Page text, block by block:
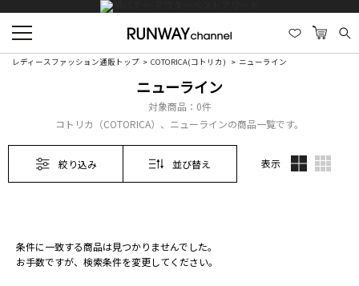
レディースファッション通販トップ COTORICA(コトリカ) ニューライン
ニューライン
対象商品： 0件
コトリカ（COTORICA）、ニューラインの商品一覧です。
絞り込み 並び替え 表示
条件に一致する商品は見つかりませんでした。
お手数ですが、検索条件を変更してください。